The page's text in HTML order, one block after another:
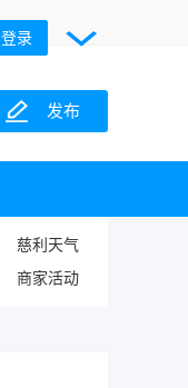
登录
发布
慈利天气
商家活动